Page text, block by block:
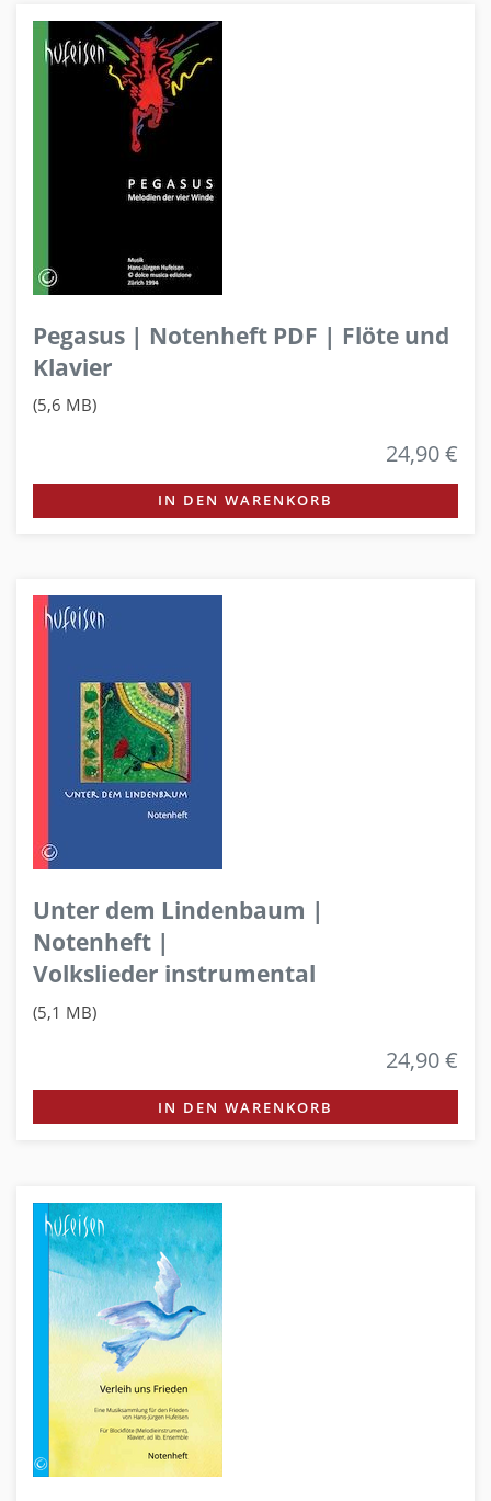
Pegasus | Notenheft PDF | Flöte und
Klavier
(5,6 MB)
24,90 €
IN DEN WARENKORB
Unter dem Lindenbaum |
Notenheft |
Volkslieder instrumental
(5,1 MB)
24,90 €
IN DEN WARENKORB